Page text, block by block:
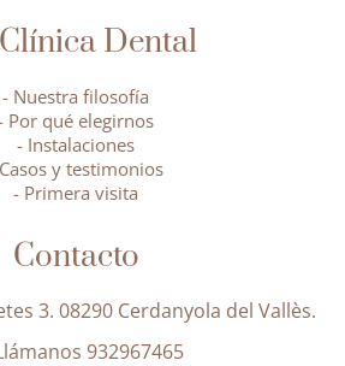
Dental
- Nuestra filosofía
Por qué elegirnos
- Instalaciones
y testimonios
- Primera visita
Contacto
3. 08290 Cerdanyola del Vallès.
932967465